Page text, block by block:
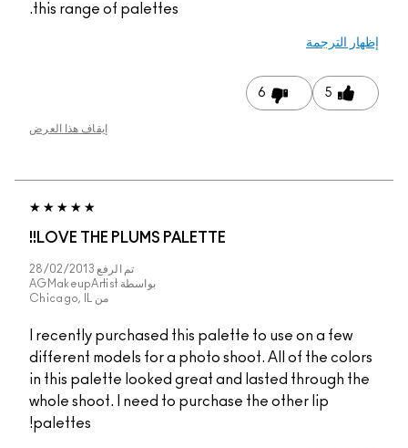
this range of palettes.
إظهار الترجمة
5
6
إيقاف هذا العرض
LOVE THE PLUMS PALETTE!!
تم الرفع 28/02/2013
بواسطة AGMakeupArtist
من Chicago, IL
I recently purchased this palette to use on a few
different models for a photo shoot. All of the colors
in this palette looked great and lasted through the
whole shoot. I need to purchase the other lip
palettes!